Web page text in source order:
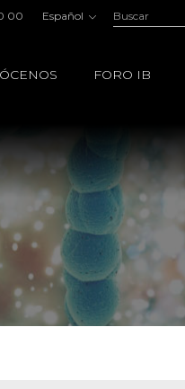
00 Español Buscar:
FORO IB